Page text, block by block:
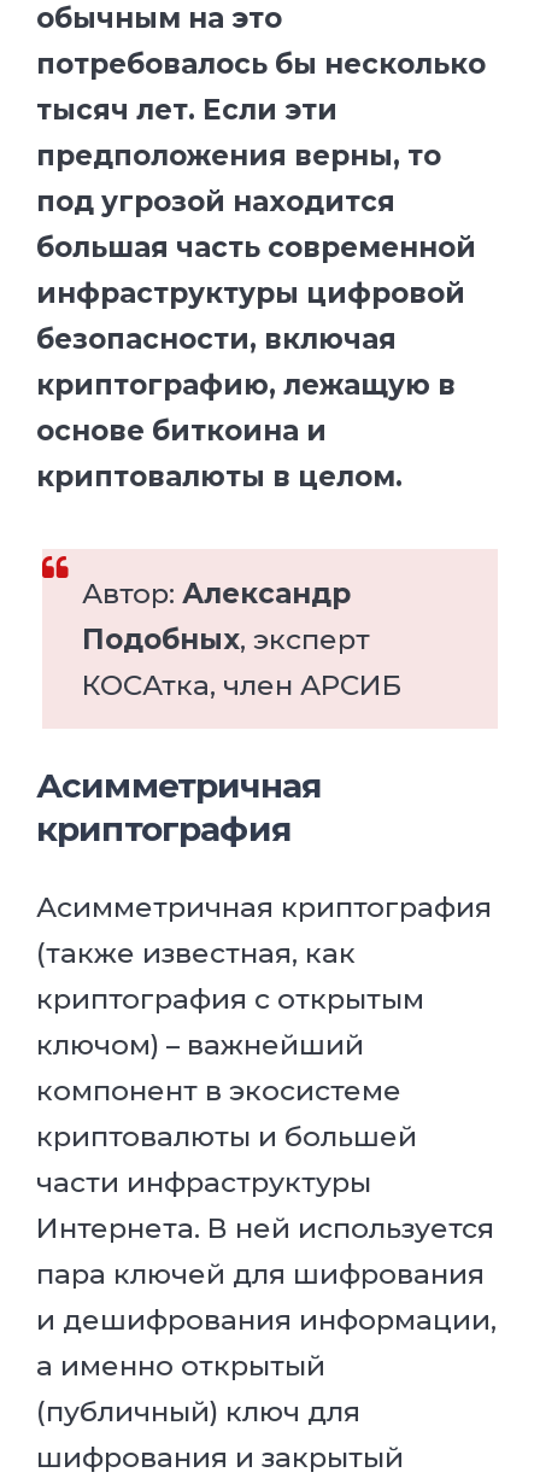
обычным на это
потребовалось бы несколько
тысяч лет. Если эти
предположения верны, то
под угрозой находится
большая часть современной
инфраструктуры цифровой
безопасности, включая
криптографию, лежащую в
основе биткоина и
криптовалюты в целом.
Автор: Александр
Подобных, эксперт
КОСАтка, член АРСИБ
Асимметричная
криптография
Асимметричная криптография
(также известная, как
криптография с открытым
ключом) – важнейший
компонент в экосистеме
криптовалюты и большей
части инфраструктуры
Интернета. В ней используется
пара ключей для шифрования
и дешифрования информации,
а именно открытый
(публичный) ключ для
шифрования и закрытый